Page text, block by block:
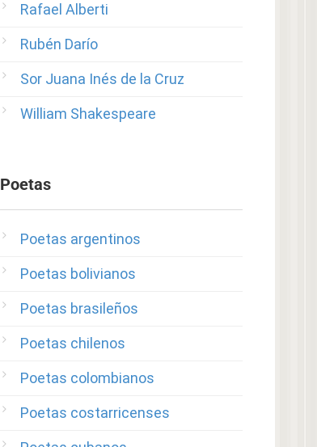
Rafael Alberti
Rubén Darío
Sor Juana Inés de la Cruz
William Shakespeare
Poetas
Poetas argentinos
Poetas bolivianos
Poetas brasileños
Poetas chilenos
Poetas colombianos
Poetas costarricenses